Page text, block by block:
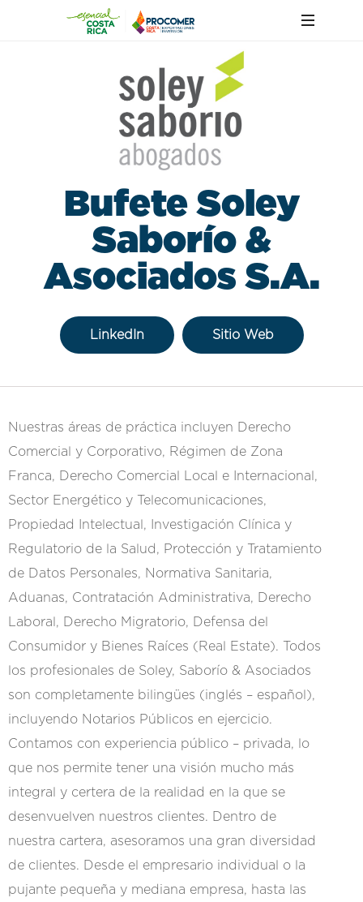
Bufete Soley
Saborío &
Asociados S.A.
LinkedIn Sitio Web
Nuestras áreas de práctica incluyen Derecho
Comercial y Corporativo, Régimen de Zona
Franca, Derecho Comercial Local e Internacional,
Sector Energético y Telecomunicaciones,
Propiedad Intelectual, Investigación Clínica y
Regulatorio de la Salud, Protección y Tratamiento
de Datos Personales, Normativa Sanitaria,
Aduanas, Contratación Administrativa, Derecho
Laboral, Derecho Migratorio, Defensa del
Consumidor y Bienes Raíces (Real Estate). Todos
los profesionales de Soley, Saborío & Asociados
son completamente bilingües (inglés – español),
incluyendo Notarios Públicos en ejercicio.
Contamos con experiencia público – privada, lo
que nos permite tener una visión mucho más
integral y certera de la realidad en la que se
desenvuelven nuestros clientes. Dentro de
nuestra cartera, asesoramos una gran diversidad
de clientes. Desde el empresario individual o la
pujante pequeña y mediana empresa, hasta las